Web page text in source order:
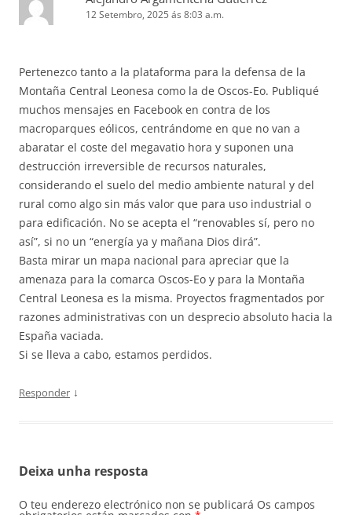
12 Setembro, 2025 ás 8:03 a.m.
Pertenezco tanto a la plataforma para la defensa de la
Montaña Central Leonesa como la de Oscos-Eo. Publiqué
muchos mensajes en Facebook en contra de los
macroparques eólicos, centrándome en que no van a
abaratar el coste del megavatio hora y suponen una
destrucción irreversible de recursos naturales,
considerando el suelo del medio ambiente natural y del
rural como algo sin más valor que para uso industrial o
para edificación. No se acepta el “renovables sí, pero no
así”, si no un “energía ya y mañana Dios dirá”.
Basta mirar un mapa nacional para apreciar que la
amenaza para la comarca Oscos-Eo y para la Montaña
Central Leonesa es la misma. Proyectos fragmentados por
razones administrativas con un desprecio absoluto hacia la
España vaciada.
Si se lleva a cabo, estamos perdidos.
Responder ↓
Deixa unha resposta
O teu enderezo electrónico non se publicará Os campos